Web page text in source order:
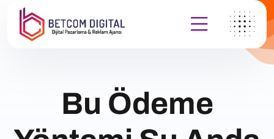
Bu Ödeme